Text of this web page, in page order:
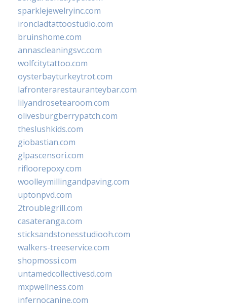
sparklejewelryinc.com
ironcladtattoostudio.com
bruinshome.com
annascleaningsvc.com
wolfcitytattoo.com
oysterbayturkeytrot.com
lafronterarestauranteybar.com
lilyandrosetearoom.com
olivesburgberrypatch.com
theslushkids.com
giobastian.com
glpascensori.com
rifloorepoxy.com
woolleymillingandpaving.com
uptonpvd.com
2troublegrill.com
casateranga.com
sticksandstonesstudiooh.com
walkers-treeservice.com
shopmossi.com
untamedcollectivesd.com
mxpwellness.com
infernocanine.com